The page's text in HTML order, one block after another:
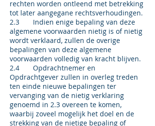
rechten worden ontleend met betrekking
tot later aangegane rechtsverhoudingen.
2.3 Indien enige bepaling van deze
algemene voorwaarden nietig is of nietig
wordt verklaard, zullen de overige
bepalingen van deze algemene
voorwaarden volledig van kracht blijven.
2.4 Opdrachtnemer en
Opdrachtgever zullen in overleg treden
ten einde nieuwe bepalingen ter
vervanging van de nietig verklaring
genoemd in 2.3 overeen te komen,
waarbij zoveel mogelijk het doel en de
strekking van de nietige bepaling of